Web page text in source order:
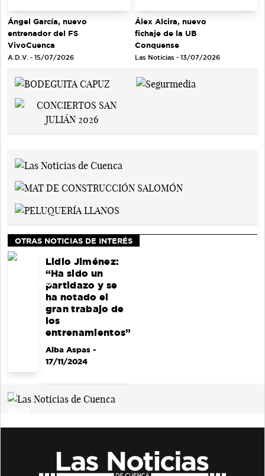
Ángel García, nuevo
entrenador del FS
VivoCuenca
A.D.V. - 15/07/2026
Álex Alcira, nuevo
fichaje de la UB
Conquense
Las Noticias - 13/07/2026
OTRAS NOTICIAS DE INTERÉS
Lidio Jiménez:
“Ha sido un
partidazo y se
ha notado el
gran trabajo de
los
entrenamientos”
Alba Aspas-
17/11/2024